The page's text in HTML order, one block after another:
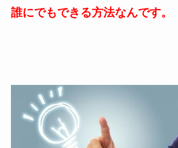
誰にでもできる方法なんです。